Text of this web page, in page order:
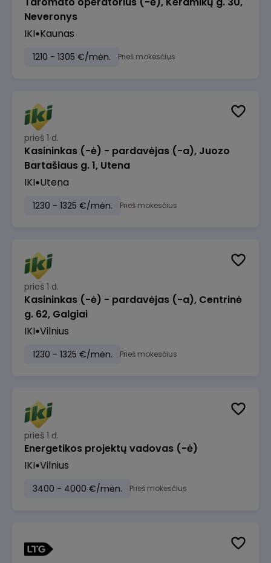
Neveronys
IKI Kaunas
1210 - 1305 €/mėn. Prieš mokesčius
prieš 1 d.
Kasininkas (-ė) - pardavėjas (-a), Juozo
Bartašiaus g. 1, Utena
IKI Utena
1230 - 1325 €/mėn. Prieš mokesčius
prieš 1 d.
Kasininkas (-ė) - pardavėjas (-a), Centrinė
g. 62, Galgiai
IKI Vilnius
1230 - 1325 €/mėn. Prieš mokesčius
prieš 1 d.
Energetikos projektų vadovas (-ė)
IKI Vilnius
3400 - 4000 €/mėn. Prieš mokesčius